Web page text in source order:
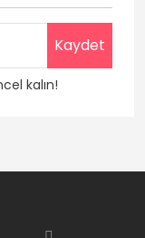
Kaydet
kalın!